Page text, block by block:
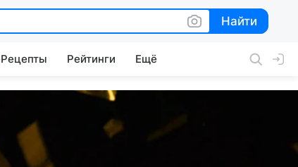
Найти
Найти
Рецепты Рейтинги Ещё